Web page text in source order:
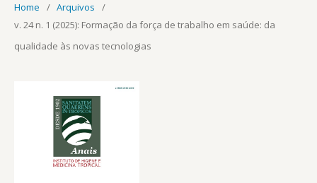
Home / Arquivos
/
v. 24 n. 1 (2025): Formação da força de trabalho em saúde: da
qualidade às novas tecnologias